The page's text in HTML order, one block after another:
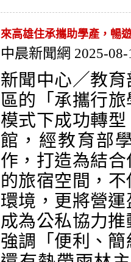
來高雄住承攜助學產，暢
中晨新聞網 2025-08-
新聞中心／教
區的「承攜行
模式下成功轉
館，經教育部
作，打造為結
的旅宿空間，
環境，更將營
成為公私協力
強調「便利、